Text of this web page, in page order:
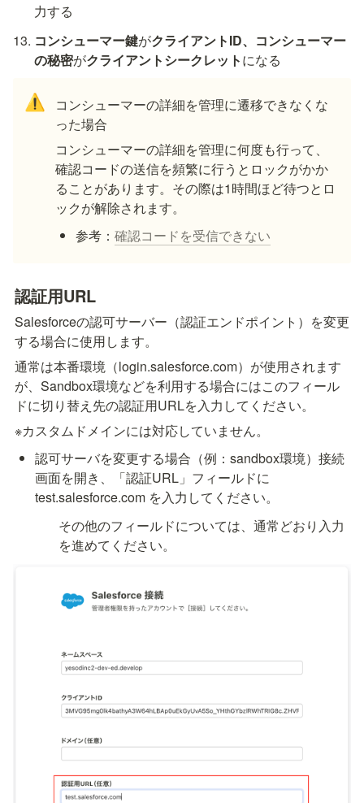
力する
コンシューマー鍵がクライアントID、コンシューマー
の秘密がクライアントシークレットになる
⚠️
コンシューマーの詳細を管理に遷移できなくな
った場合
コンシューマーの詳細を管理に何度も行って、
確認コードの送信を頻繁に行うとロックがかか
ることがあります。その際は1時間ほど待つとロ
ックが解除されます。
参考：確認コードを受信できない
認証用URL
Salesforceの認可サーバー（認証エンドポイント）を変更
する場合に使用します。
通常は本番環境（login.salesforce.com）が使用されます
が、Sandbox環境などを利用する場合にはこのフィール
ドに切り替え先の認証用URLを入力してください。
※カスタムドメインには対応していません。
認可サーバを変更する場合（例：sandbox環境）接続
画面を開き、「認証URL」フィールドに
test.salesforce.com を入力してください。
その他のフィールドについては、通常どおり入力
を進めてください。